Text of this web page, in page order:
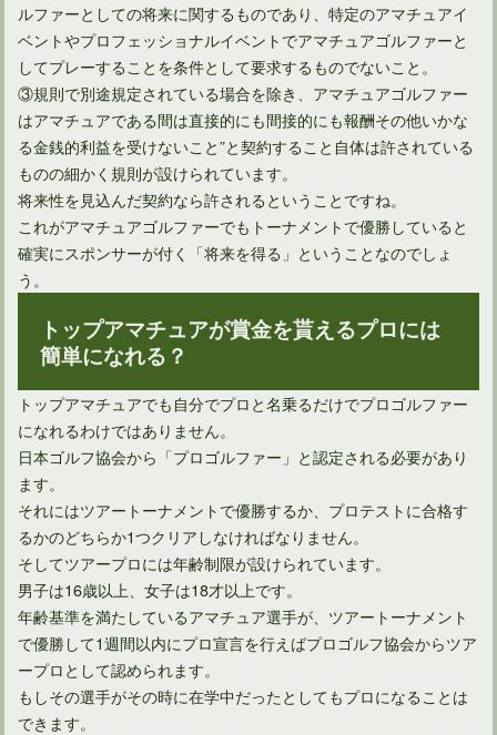
ゴルフのルールによるワンクラブの測り方を知っていますか？
ゴルフの服装でTシャツ排除の理由を知っても励行しますか？
ゴルフラウンド中にショットの打数制限はあるか？ないのか？
ゴルフに存在する暗黙のルールは「ラウンド中に帽子を被る」
ゴルフ場の服装マナーではスニーカーはOKなのかNGなのか
ゴルフラウンドでハーフプレーにどのくらい時間を掛けてる？
ルファーとしての将来に関するものであり、特定のアマチュアイ
ベントやプロフェッショナルイベントでアマチュアゴルファーと
してプレーすることを条件として要求するものでないこと。
③規則で別途規定されている場合を除き、アマチュアゴルファー
はアマチュアである間は直接的にも間接的にも報酬その他いかな
る金銭的利益を受けないこと”と契約すること自体は許されている
ものの細かく規則が設けられています。
将来性を見込んだ契約なら許されるということですね。
これがアマチュアゴルファーでもトーナメントで優勝していると
確実にスポンサーが付く「将来を得る」ということなのでしょ
う。
トップアマチュアが賞金を貰えるプロには
簡単になれる？
トップアマチュアでも自分でプロと名乗るだけでプロゴルファー
になれるわけではありません。
日本ゴルフ協会から「プロゴルファー」と認定される必要があり
ます。
それにはツアートーナメントで優勝するか、プロテストに合格す
るかのどちらか1つクリアしなければなりません。
そしてツアープロには年齢制限が設けられています。
男子は16歳以上、女子は18才以上です。
年齢基準を満たしているアマチュア選手が、ツアートーナメント
で優勝して1週間以内にプロ宣言を行えばプロゴルフ協会からツア
ープロとして認められます。
もしその選手がその時に在学中だったとしてもプロになることは
できます。